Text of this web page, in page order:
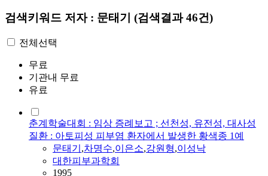
검색키워드 저자 : 문태기 (검색결과 46건)
전체선택
무료
기관내 무료
유료
춘계학술대회 : 임상 증례보고 ; 선천성, 유전성, 대사성
질환 : 아토피성 피부염 환자에서 발생한 황색종 1예
문태기 ,차명수,이은소,강원형,이성낙
대한피부과학회
1995